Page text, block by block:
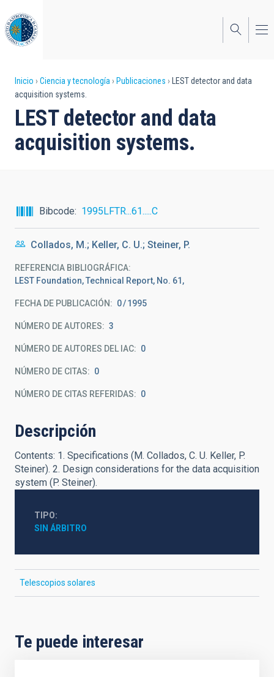
al
contenido
principal
Sobrescribir
enlaces
de
ayuda
navegación
Inicio Ciencia y tecnología Publicaciones
LEST detector and data
acquisition systems.
LEST detector and data
acquisition systems.
Bibcode 1995LFTR...61.....C
Collados, M.; Keller, C. U.; Steiner, P.
REFERENCIA BIBLIOGRÁFICA
LEST Foundation, Technical Report, No. 61,
FECHA DE PUBLICACIÓN: 0 1995
NÚMERO DE AUTORES 3
NÚMERO DE AUTORES DEL IAC 0
NÚMERO DE CITAS 0
NÚMERO DE CITAS REFERIDAS 0
Descripción
Contents: 1. Specifications (M. Collados, C. U. Keller, P.
Steiner). 2. Design considerations for the data acquisition
system (P. Steiner).
TIPO
SIN ÁRBITRO
Telescopios solares
Te puede interesar